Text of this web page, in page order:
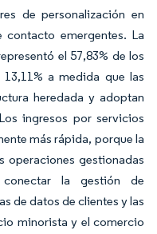
de personalización en
emergentes. La
el 57,83% de los
a medida que las
heredada y adoptan
ingresos por servicios
más rápida, porque la
operaciones gestionadas
conectar la gestión de
de datos de clientes y las
minorista y el comercio